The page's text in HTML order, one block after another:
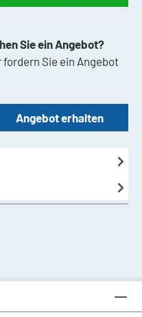
Sie ein Angebot?
fordern Sie ein Angebot
Angebot erhalten